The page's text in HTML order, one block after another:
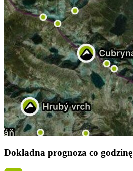
Dokładna prognoza co godzinę